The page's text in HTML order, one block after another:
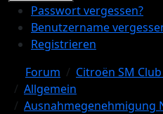
Passwort vergessen?
Benutzername
Registrieren
Forum
Citroën SM
Allgemein
Ausnahmegenehmigung